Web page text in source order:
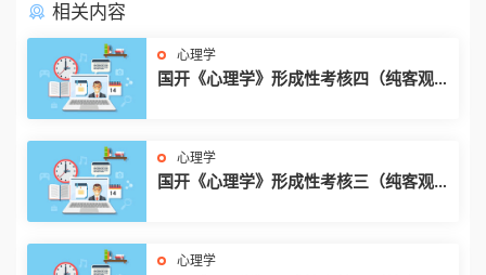
相关内容
心理学
国开《心理学》形成性考核四（纯客观
心理学
国开《心理学》形成性考核三（纯客观
心理学